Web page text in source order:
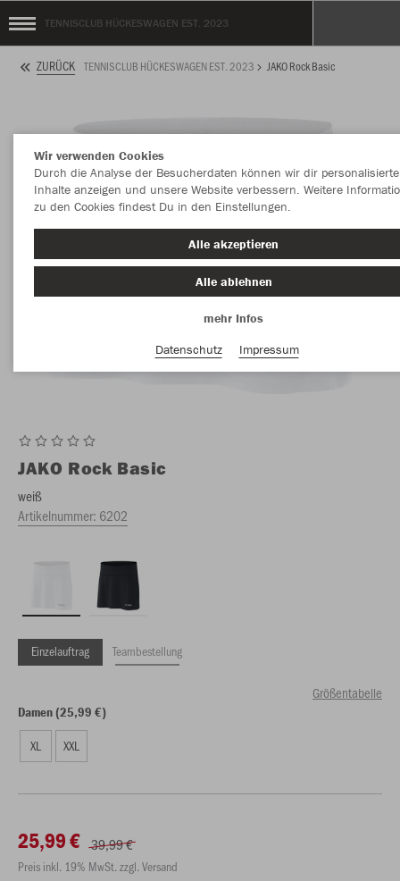
TENNISCLUB HÜCKESWAGEN EST. 2023
ZURÜCK TENNISCLUB HÜCKESWAGEN EST. 2023 JAKO Rock Basic
JAKO Rock Basic
weiß
Artikelnummer: 6202
Einzelauftrag Teambestellung
Größentabelle
Damen (25,99 €)
XL XXL
25,99 € 39,99 €
Preis inkl. 19% MwSt. zzgl. Versand
Wir verwenden Cookies
Durch die Analyse der Besucherdaten können wir dir personalisierte
Inhalte anzeigen und unsere Website verbessern. Weitere
zu den Cookies findest Du in den Einstellungen.
Alle akzeptieren
Alle ablehnen
mehr Infos
Datenschutz
Impressum